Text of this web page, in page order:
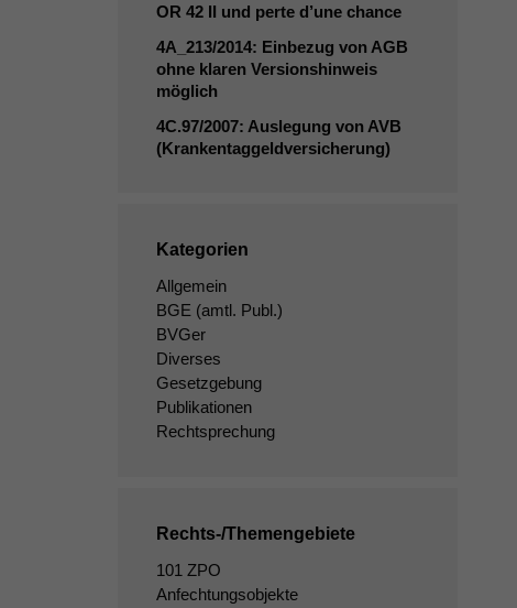
OR 42 II und perte d’une chance
4A_213/2014: Einbezug von AGB
ohne klaren Versionshinweis
möglich
4C.97/2007: Auslegung von AVB
(Krankentaggeldversicherung)
Kategorien
Allgemein
BGE (amtl. Publ.)
BVGer
Diverses
Gesetzgebung
Publikationen
Rechtsprechung
Rechts-/Themengebiete
101 ZPO
Anfechtungsobjekte